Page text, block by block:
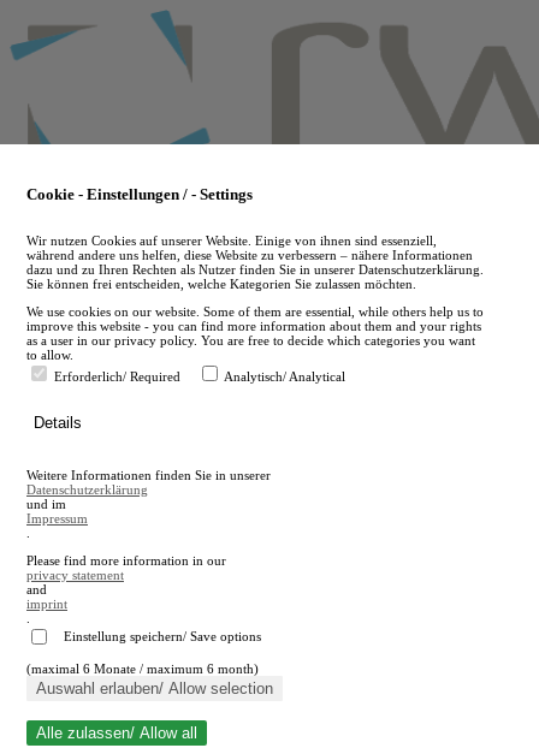
to
main
en
A
A
Suche schließen
Cookie - Einstellungen / - Settings
Wir nutzen Cookies auf unserer Website. Einige von ihnen sind essenziell,
während andere uns helfen, diese Website zu verbessern – nähere Informationen
dazu und zu Ihren Rechten als Nutzer finden Sie in unserer Datenschutzerklärung.
Sie können frei entscheiden, welche Kategorien Sie zulassen möchten.
We use cookies on our website. Some of them are essential, while others help us to
improve this website - you can find more information about them and your rights
as a user in our privacy policy. You are free to decide which categories you want
to allow.
Erforderlich/ Required
Analytisch/ Analytical
Details
Weitere Informationen finden Sie in unserer
Datenschutzerklärung
und im
Impressum
Please find more information in our
privacy statement
and
imprint
Einstellung speichern/ Save options
(maximal 6 Monate / maximum 6 month)
Auswahl erlauben/ Allow selection
Alle zulassen/ Allow all